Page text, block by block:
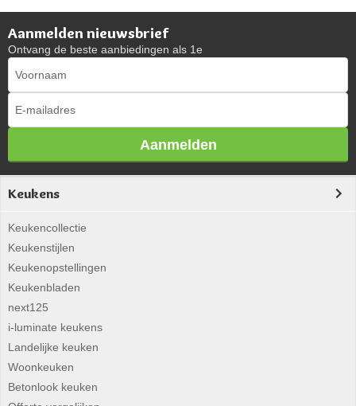
Aanmelden nieuwsbrief
Ontvang de beste aanbiedingen als 1e
Aanmelden
Keukens
Keukencollectie
Keukenstijlen
Keukenopstellingen
Keukenbladen
next125
i-luminate keukens
Landelijke keuken
Woonkeuken
Betonlook keuken